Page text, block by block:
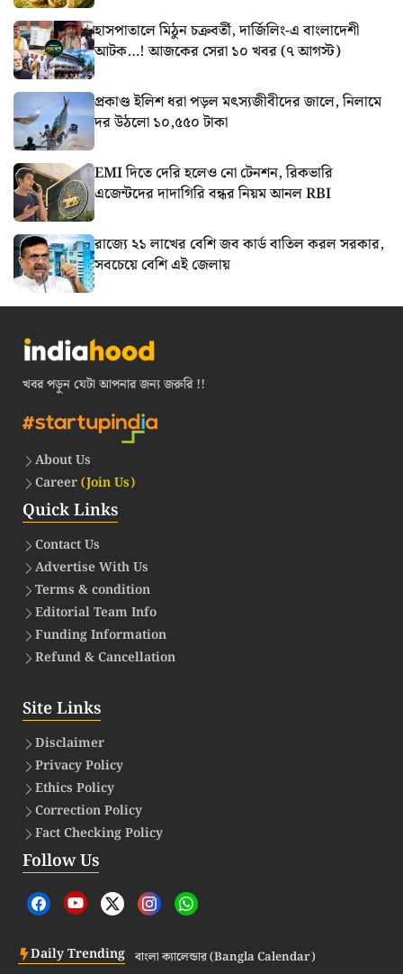
হাসপাতালে মিঠুন চক্রবর্তী, দার্জিলিং-এ বাংলাদেশী
আটক…! আজকের সেরা ১০ খবর (৭ আগস্ট)
প্রকাণ্ড ইলিশ ধরা পড়ল মৎস্যজীবীদের জালে, নিলামে
দর উঠলো ১০,৫৫০ টাকা
EMI দিতে দেরি হলেও নো টেনশন, রিকভারি
এজেন্টদের দাদাগিরি বন্ধর নিয়ম আনল RBI
রাজ্যে ২১ লাখের বেশি জব কার্ড বাতিল করল সরকার,
সবচেয়ে বেশি এই জেলায়
খবর পড়ুন যেটা আপনার জন্য জরুরি !!
About Us
Career(Join Us)
Quick Links
Contact Us
Advertise With Us
Terms & condition
Editorial Team Info
Funding Information
Refund & Cancellation
Site Links
Disclaimer
Privacy Policy
Ethics Policy
Correction Policy
Fact Checking Policy
Follow Us
Daily Trending বাংলা ক্যালেন্ডার (Bangla Calendar)